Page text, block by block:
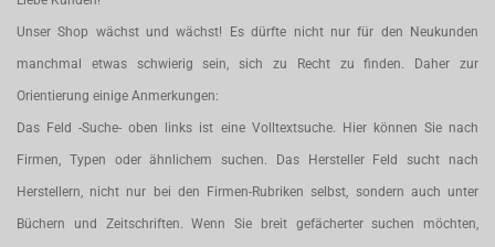
Unser Shop wächst und wächst! Es dürfte nicht nur für den Neukunden
manchmal etwas schwierig sein, sich zu Recht zu finden. Daher zur
Orientierung einige Anmerkungen:
Das Feld -Suche- oben links ist eine Volltextsuche. Hier können Sie nach
Firmen, Typen oder ähnlichem suchen. Das Hersteller Feld sucht nach
Herstellern, nicht nur bei den Firmen-Rubriken selbst, sondern auch unter
Büchern und Zeitschriften. Wenn Sie breit gefächerter suchen möchten,